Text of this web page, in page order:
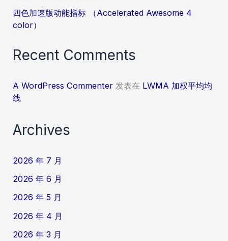
四色加速版动能指标 （Accelerated Awesome 4
color）
Recent Comments
A WordPress Commenter 发表在 LWMA 加权平均均
线
Archives
2026 年 7 月
2026 年 6 月
2026 年 5 月
2026 年 4 月
2026 年 3 月